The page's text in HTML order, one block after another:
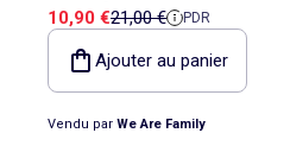
Prix de vente
10,90 €Prix de référence
21,00 € PDR
Ajouter au panier
Vendu par We Are Family